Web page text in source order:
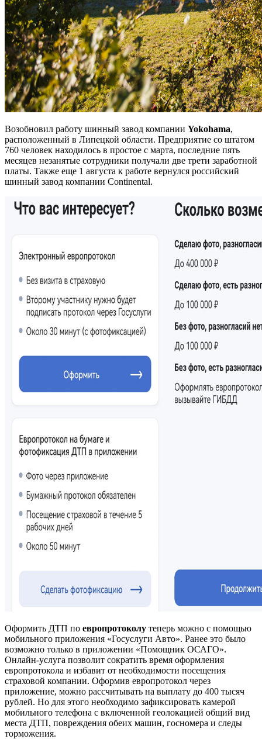
Возобновил работу шинный завод компании Yokohama,
расположенный в Липецкой области. Предприятие со штатом
760 человек находилось в простое с марта, последние пять
месяцев незанятые сотрудники получали две трети заработной
платы. Также еще 1 августа к работе вернулся российский
шинный завод компании Continental.
Оформить ДТП по европротоколу теперь можно с помощью
мобильного приложения «Госуслуги Авто». Ранее это было
возможно только в приложении «Помощник ОСАГО».
Онлайн-услуга позволит сократить время оформления
европротокола и избавит от необходимости посещения
страховой компании. Оформив европротокол через
приложение, можно рассчитывать на выплату до 400 тысяч
рублей. Но для этого необходимо зафиксировать камерой
мобильного телефона с включенной геолокацией общий вид
места ДТП, повреждения обеих машин, госномера и следы
торможения.